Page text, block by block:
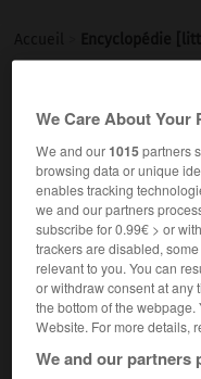
Cet article est extrait
mondial des
We Care About Your
We and our1015partners
browsing data or unique
enables tracking
we and our partners
subscribe for 0.99€ > or
trackers are disabled,
relevant to you. You can
or withdraw consent at any
the bottom of the
Website. For more details,
We and our partners